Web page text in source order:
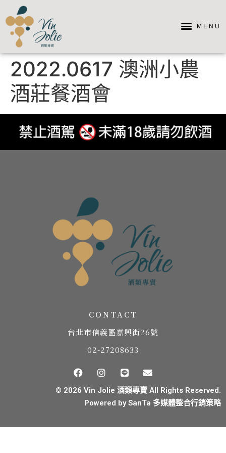
MENU
2022.0617 澳洲小農
酒莊餐酒會
CONTACT
台北市信義區嘉興街26號
02-27208633
© 2026 Vin Jolie 酒類專賣 All Rights Reserved.
Powered bySanTa 多媒體整合行銷策略